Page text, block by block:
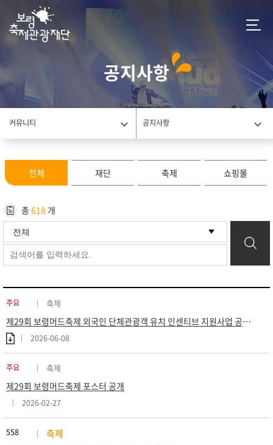
공지사항
커뮤니티 공지사항
전체 재단 축제 쇼핑몰
총 618 개
주요 축제
제29회 보령머드축제 외국인 단체관광객 유치 인센티브 지원사업 공고 (재공고)
2026-06-08
주요 축제
제29회 보령머드축제 포스터 공개
2026-02-27
558 축제